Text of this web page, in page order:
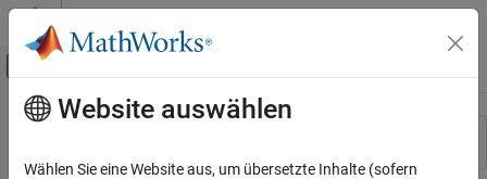
Weiter zum Inhalt
Umschaltung für Off-Canvas-
Ressource
Hauptinhalt
Website auswählen
Wählen Sie eine Website aus, um übersetzte Inhalte (sofern